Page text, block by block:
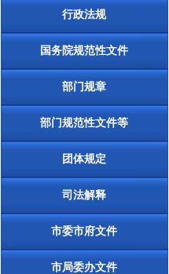
行政法规
国务院规范性文件
部门规章
部门规范性文件等
团体规定
司法解释
市委市府文件
市局委办文件